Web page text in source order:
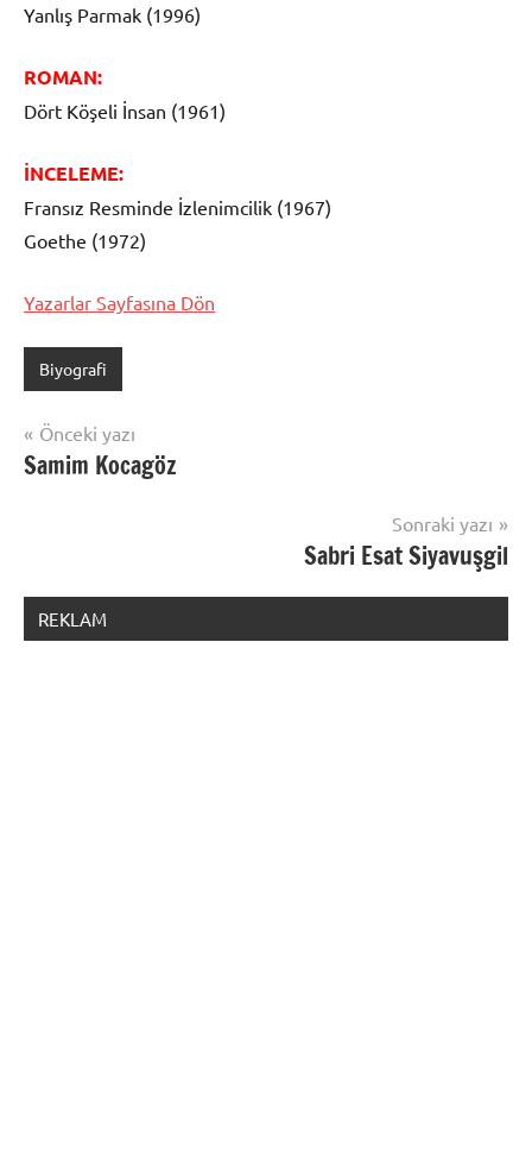
Yanlış Parmak (1996)
ROMAN:
Dört Köşeli İnsan (1961)
İNCELEME:
Fransız Resminde İzlenimcilik (1967)
Goethe (1972)
Yazarlar Sayfasına Dön
Biyografi
Yazı
gezinmesi
Önceki yazı
Samim Kocagöz
Sonraki yazı
Sabri Esat Siyavuşgil
REKLAM